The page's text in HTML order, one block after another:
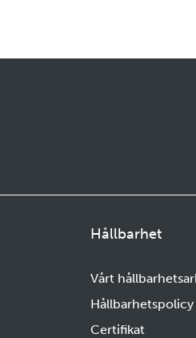
Hållbarhet
Vårt
Hållbarhetspolicy
Certifikat